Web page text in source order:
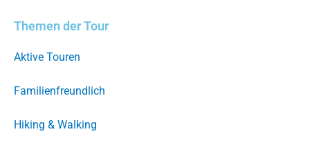
Themen der Tour
Aktive Touren
Familienfreundlich
Hiking & Walking